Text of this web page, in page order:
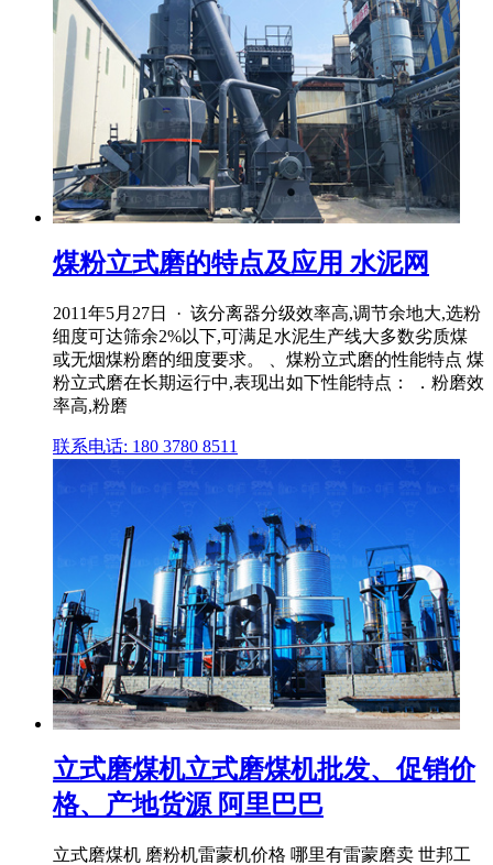
煤粉立式磨的特点及应用 水泥网
2011年5月27日 · 该分离器分级效率高,调节余地大,选粉
细度可达筛余2%以下,可满足水泥生产线大多数劣质煤
或无烟煤粉磨的细度要求。 、煤粉立式磨的性能特点 煤
粉立式磨在长期运行中,表现出如下性能特点： ．粉磨效
率高,粉磨
联系电话: 180 3780 8511
立式磨煤机立式磨煤机批发、促销价
格、产地货源 阿里巴巴
立式磨煤机 磨粉机雷蒙机价格 哪里有雷蒙磨卖 世邦工